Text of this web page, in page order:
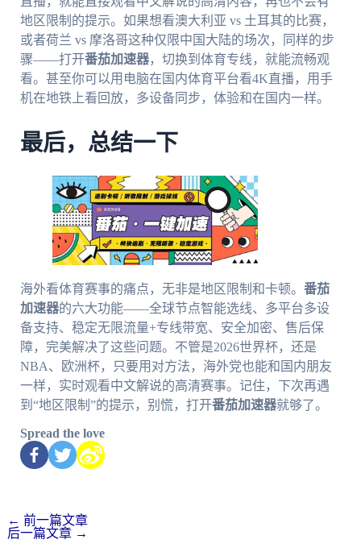
地区限制的提示。如果想看澳大利亚 vs 土耳其的比赛，
或者荷兰 vs 摩洛哥这种仅限中国大陆的场次，同样的步
骤——打开番茄加速器，切换到体育专线，就能流畅观
看。甚至你可以用电脑在国内体育平台看4K直播，用手
机在地铁上看回放，多设备同步，体验和在国内一样。
最后，总结一下
海外看体育赛事的痛点，无非是地区限制和卡顿。 番茄
加速器的六大功能——全球节点智能选线、多平台多设
备支持、稳定无限流量+专线带宽、安全加密、售后保
障，完美解决了这些问题。不管是2026世界杯，还是
NBA、欧洲杯，只要用对方法，海外党也能和国内朋友
一样，实时观看中文解说的高清赛事。记住，下次再遇
到“地区限制”的提示，别慌，打开番茄加速器就够了。
Spread the love
← 前一篇文章
后一篇文章 →